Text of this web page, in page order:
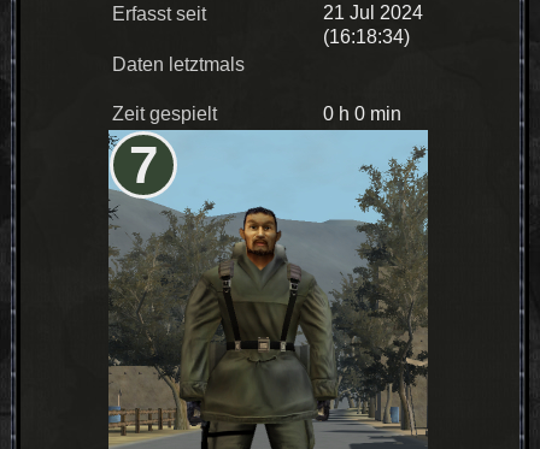
7
Erfasst seit
21 Jul 2024
(16:18:34)
Daten letztmals
Zeit gespielt 0 h 0 min